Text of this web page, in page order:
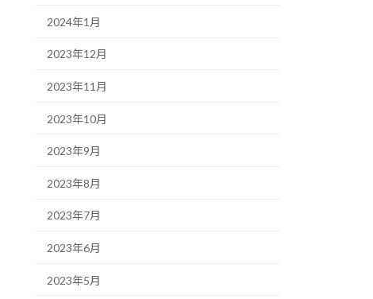
2024年1月
2023年12月
2023年11月
2023年10月
2023年9月
2023年8月
2023年7月
2023年6月
2023年5月